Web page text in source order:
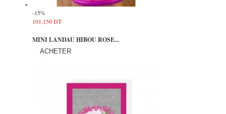
-15%
101,150 DT
MINI LANDAU HIBOU ROSE...
ACHETER